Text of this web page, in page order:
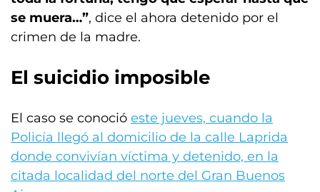
se muera…”, dice el ahora detenido por el
crimen de la madre.
El suicidio imposible
El caso se conoció este jueves, cuando la
Policía llegó al domicilio de la calle Laprida
donde convivían víctima y detenido, en la
citada localidad del norte del Gran Buenos